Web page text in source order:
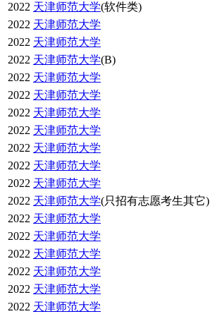
2022 天津师范大学(软件类)
2022 天津师范大学
2022 天津师范大学
2022 天津师范大学(B)
2022 天津师范大学
2022 天津师范大学
2022 天津师范大学
2022 天津师范大学
2022 天津师范大学
2022 天津师范大学
2022 天津师范大学
2022 天津师范大学(只招有志愿考生其它)
2022 天津师范大学
2022 天津师范大学
2022 天津师范大学
2022 天津师范大学
2022 天津师范大学
2022 天津师范大学